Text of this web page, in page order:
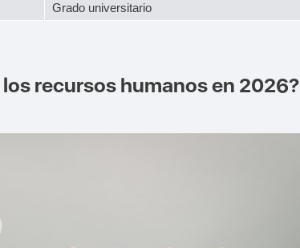
Grado universitario
recursos humanos en 2026?